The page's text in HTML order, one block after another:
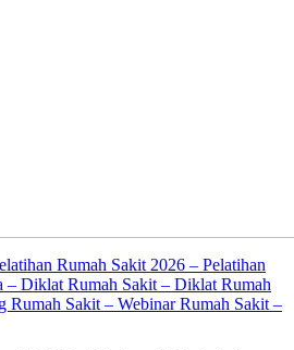
Rumah Sakit 2026 – Pelatihan
– Diklat Rumah Sakit – Diklat Rumah
Rumah Sakit – Webinar Rumah Sakit –